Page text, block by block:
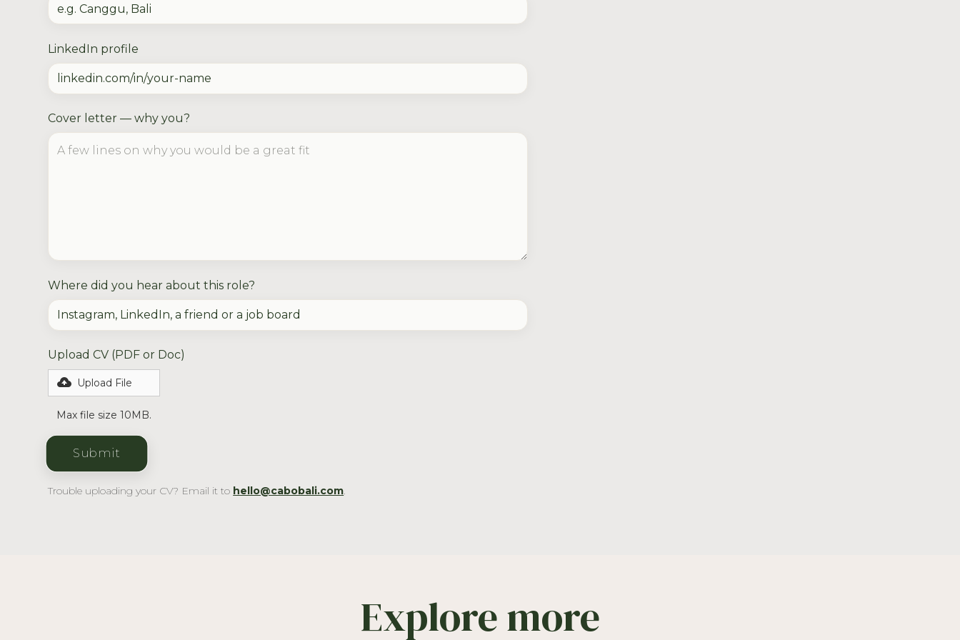
LinkedIn profile
Cover letter — why you?
Where did you hear about this role?
Upload CV (PDF or Doc)
Upload File
Max file size 10MB.
Trouble uploading your CV? Email it to hello@cabobali.com.
Explore more